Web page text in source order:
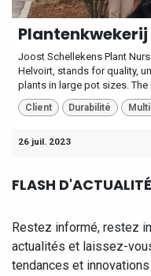
Joost Schellekens Plant
Helvoirt, stands for quality,
plants in large pot sizes. The
Client Durabilité
26 juil. 2023
FLASH
Restez informé, restez
actualités et laissez-
tendances et